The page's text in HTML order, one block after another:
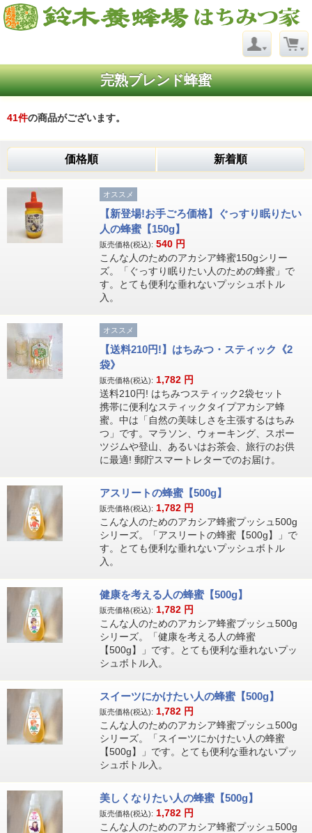
完熟ブレンド蜂蜜
41件の商品がございます。
価格順 新着順
オススメ
【新登場!お手ごろ価格】ぐっすり眠りたい
人の蜂蜜【150g】
販売価格(税込): 540 円
こんな人のためのアカシア蜂蜜150gシリー
ズ。「ぐっすり眠りたい人のための蜂蜜」で
す。とても便利な垂れないプッシュボトル
入。
オススメ
【送料210円!】はちみつ・スティック《2
袋》
販売価格(税込): 1,782 円
送料210円! はちみつスティック2袋セット
携帯に便利なスティックタイプアカシア蜂
蜜。中は「自然の美味しさを主張するはちみ
つ」です。マラソン、ウォーキング、スポー
ツジムや登山、あるいはお茶会、旅行のお供
に最適! 郵貯スマートレターでのお届け。
アスリートの蜂蜜【500g】
販売価格(税込): 1,782 円
こんな人のためのアカシア蜂蜜プッシュ500g
シリーズ。「アスリートの蜂蜜【500g】」で
す。とても便利な垂れないプッシュボトル
入。
健康を考える人の蜂蜜【500g】
販売価格(税込): 1,782 円
こんな人のためのアカシア蜂蜜プッシュ500g
シリーズ。「健康を考える人の蜂蜜
【500g】」です。とても便利な垂れないプッ
シュボトル入。
スイーツにかけたい人の蜂蜜【500g】
販売価格(税込): 1,782 円
こんな人のためのアカシア蜂蜜プッシュ500g
シリーズ。「スイーツにかけたい人の蜂蜜
【500g】」です。とても便利な垂れないプッ
シュボトル入。
美しくなりたい人の蜂蜜【500g】
販売価格(税込): 1,782 円
こんな人のためのアカシア蜂蜜プッシュ500g